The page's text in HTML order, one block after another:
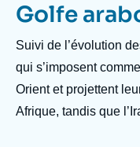
Navigation
principale
L'Ifri
Analyses
Golfe
Description
Suivi de l’évolution
qui s’imposent
Orient et projettent
Afrique, tandis que